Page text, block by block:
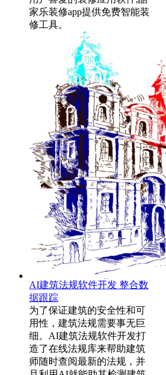
家乐装修app提供免费智能装
修工具。
AI建筑法规软件开发 整合数
据跟踪
为了保证建筑的安全性和可
用性，建筑法规需要事无巨
细。AI建筑法规软件开发打
造了在线法规库来帮助建筑
师随时查阅最新的法规，并